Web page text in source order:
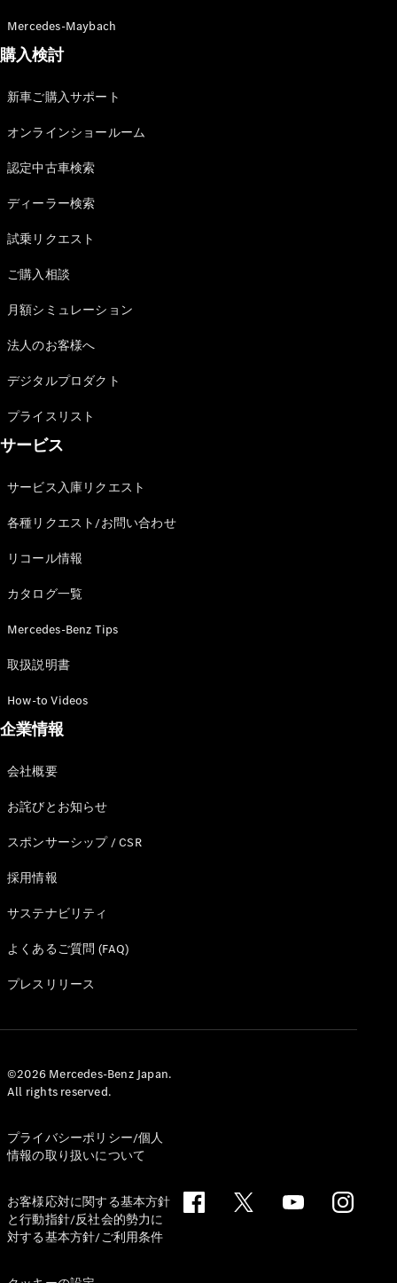
Mercedes-Maybach
購入検討
新車ご購入サポート
オンラインショールーム
認定中古車検索
ディーラー検索
試乗リクエスト
ご購入相談
月額シミュレーション
法人のお客様へ
デジタルプロダクト
プライスリスト
サービス
サービス入庫リクエスト
各種リクエスト/お問い合わせ
リコール情報
カタログ一覧
Mercedes-Benz Tips
取扱説明書
How-to Videos
企業情報
会社概要
お詫びとお知らせ
スポンサーシップ / CSR
採用情報
サステナビリティ
よくあるご質問 (FAQ)
プレスリリース
©2026 Mercedes-Benz Japan.
All rights reserved.
プライバシーポリシー/個人
情報の取り扱いについて
お客様応対に関する基本方針
と行動指針/反社会的勢力に
対する基本方針/ご利用条件